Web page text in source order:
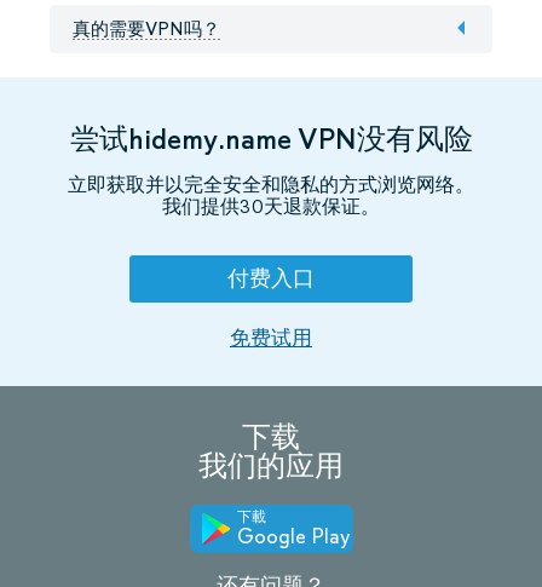
真的需要VPN吗？
尝试hidemy.name VPN没有风险
立即获取并以完全安全和隐私的方式浏览网络。
我们提供30天退款保证。
付费入口
免费试用
下载
我们的应用
下載
Google Play